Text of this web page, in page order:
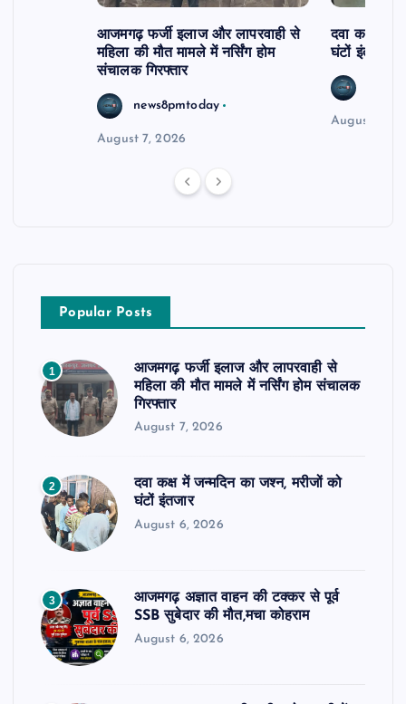
आजमगढ़ फर्जी इलाज और लापरवाही से
महिला की मौत मामले में नर्सिंग होम
संचालक गिरफ्तार
news8pmtoday
August 7, 2026
दवा कक्ष में
घंटों इंतजार
August 6,
Popular Posts
1
आजमगढ़ फर्जी इलाज और लापरवाही से
महिला की मौत मामले में नर्सिंग होम संचालक
गिरफ्तार
August 7, 2026
2
दवा कक्ष में जन्मदिन का जश्न, मरीजों को
घंटों इंतजार
August 6, 2026
3
आजमगढ़ अज्ञात वाहन की टक्कर से पूर्व
SSB सुबेदार की मौत,मचा कोहराम
August 6, 2026